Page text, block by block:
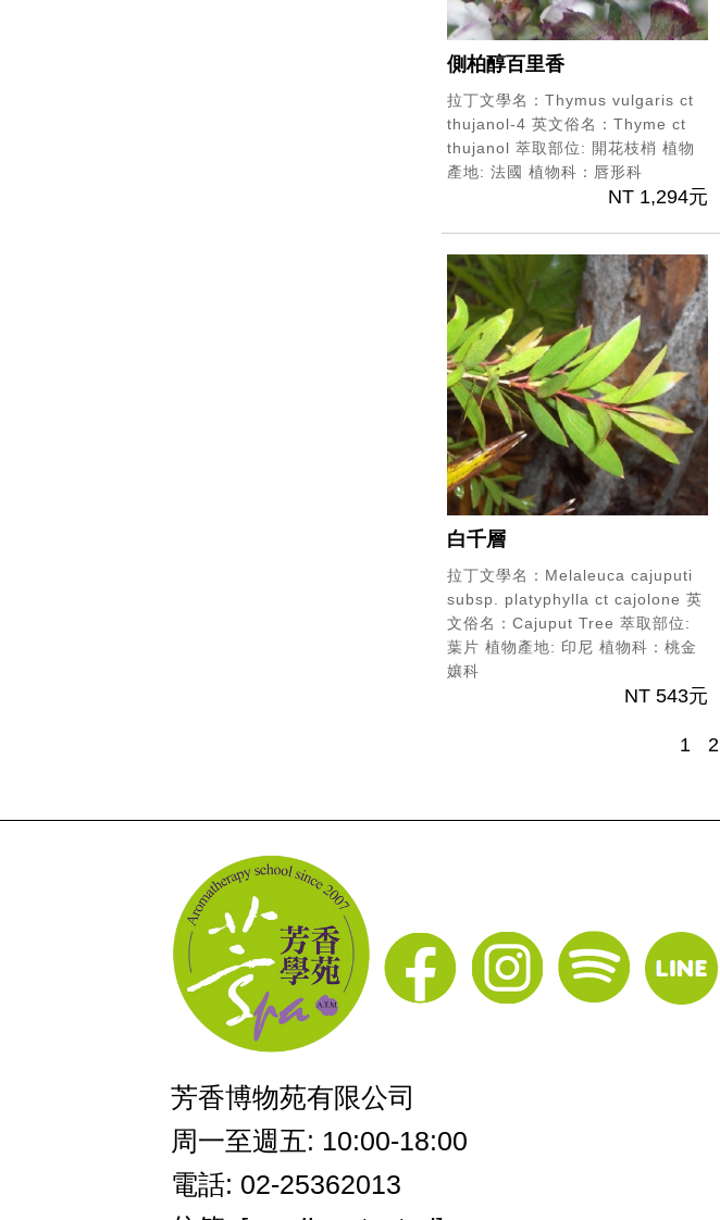
側柏醇百里香
拉丁文學名：Thymus vulgaris ct
thujanol-4 英文俗名：Thyme ct
thujanol 萃取部位: 開花枝梢 植物
產地: 法國 植物科：唇形科
NT 1,294元
白千層
拉丁文學名：Melaleuca cajuputi
subsp. platyphylla ct cajolone 英
文俗名：Cajuput Tree 萃取部位:
葉片 植物產地: 印尼 植物科：桃金
孃科
NT 543元
1 2
芳香博物苑有限公司
周一至週五: 10:00-18:00
電話: 02-25362013